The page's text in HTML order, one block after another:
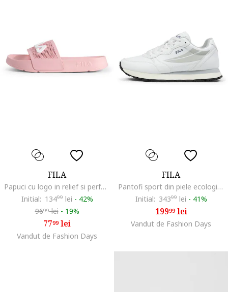
FILA
Papuci cu logo in relief si perforatii, Roz somon
Initial: 13499 lei - 42%
9699lei - 19%
7799lei
Vandut de Fashion Days
FILA
Pantofi sport din piele ecologica cu logo Hypert, Alb murdar
Initial: 34399 lei - 41%
19999lei
Vandut de Fashion Days